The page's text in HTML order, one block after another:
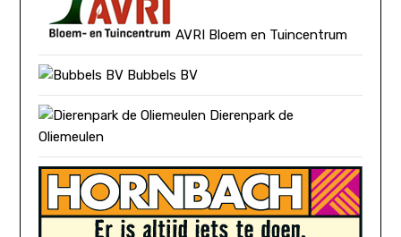
AVRI Bloem en Tuincentrum
Bubbels BV
Dierenpark de
Oliemeulen